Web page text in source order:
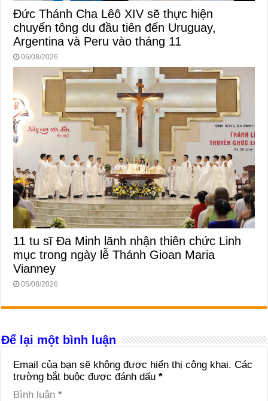
Đức Thánh Cha Lêô XIV sẽ thực hiện
chuyến tông du đầu tiên đến Uruguay,
Argentina và Peru vào tháng 11
06/08/2026
11 tu sĩ Đa Minh lãnh nhận thiên chức Linh
mục trong ngày lễ Thánh Gioan Maria
Vianney
05/08/2026
Để lại một bình luận
Email của bạn sẽ không được hiển thị công khai. Các
trường bắt buộc được đánh dấu*
Bình luận*